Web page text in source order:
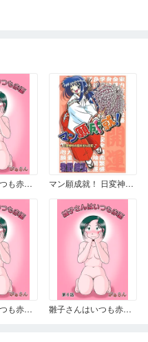
雛子さんはいつも赤面 8 マン願成就！ 日変神社の巫女さん日記
雛子さんはいつも赤面 11 雛子さんはいつも赤面 6